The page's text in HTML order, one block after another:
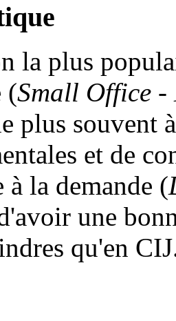
la plus
(Small Office -
plus souvent
et de
à la demande (
une
qu'en